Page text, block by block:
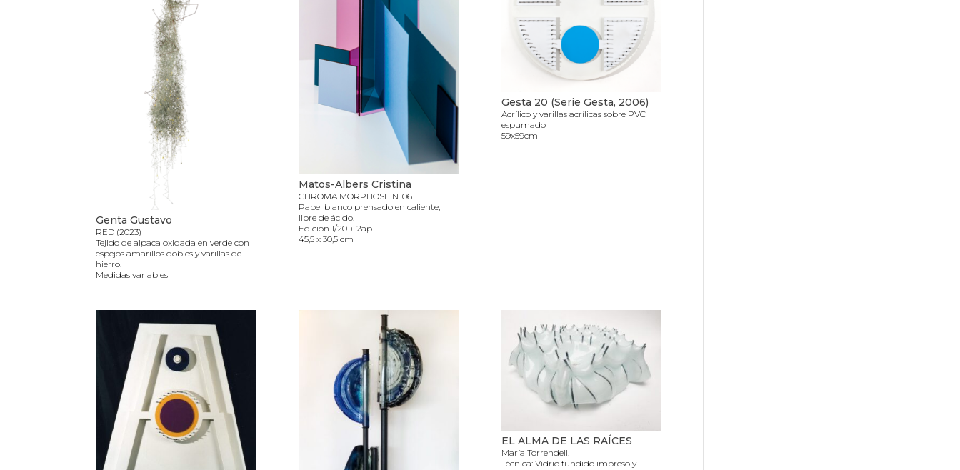
Genta Gustavo
RED (2023)
Tejido de alpaca oxidada en verde con
espejos amarillos dobles y varillas de
hierro.
Medidas variables
Matos-Albers Cristina
CHROMA MORPHOSE N. 06
Papel blanco prensado en caliente,
libre de ácido.
Edición 1/20 + 2ap.
45,5 x 30,5 cm
Gesta 20 (Serie Gesta, 2006)
Acrílico y varillas acrílicas sobre PVC
espumado
59x59cm
EL ALMA DE LAS RAÍCES
María Torrendell.
Técnica: Vidrio fundido impreso y